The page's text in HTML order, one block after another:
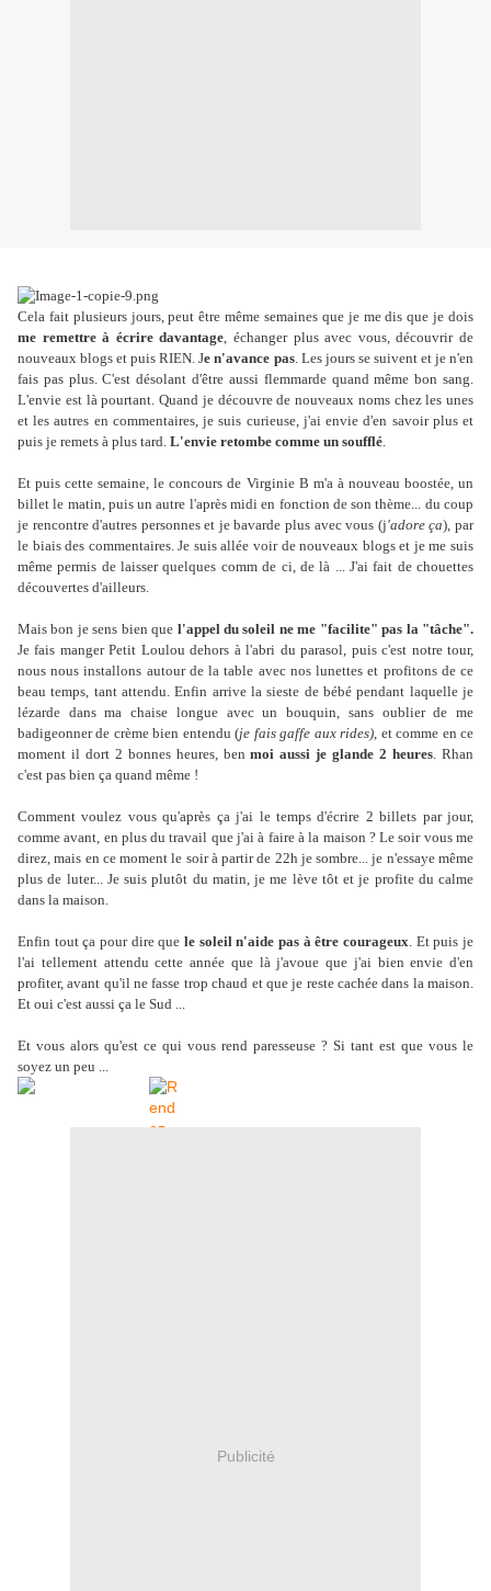
Cela fait plusieurs jours, peut être même semaines que je me dis que je dois
me remettre à écrire davantage, échanger plus avec vous, découvrir de
nouveaux blogs et puis RIEN. Je n'avance pas. Les jours se suivent et je n'en
fais pas plus. C'est désolant d'être aussi flemmarde quand même bon sang.
L'envie est là pourtant. Quand je découvre de nouveaux noms chez les unes
et les autres en commentaires, je suis curieuse, j'ai envie d'en savoir plus et
puis je remets à plus tard. L'envie retombe comme un soufflé.
Et puis cette semaine, le concours de Virginie B m'a à nouveau boostée, un
billet le matin, puis un autre l'après midi en fonction de son thème... du coup
je rencontre d'autres personnes et je bavarde plus avec vous (j'adore ça), par
le biais des commentaires. Je suis allée voir de nouveaux blogs et je me suis
même permis de laisser quelques comm de ci, de là ... J'ai fait de chouettes
découvertes d'ailleurs.
Mais bon je sens bien que l'appel du soleil ne me "facilite" pas la "tâche".
Je fais manger Petit Loulou dehors à l'abri du parasol, puis c'est notre tour,
nous nous installons autour de la table avec nos lunettes et profitons de ce
beau temps, tant attendu. Enfin arrive la sieste de bébé pendant laquelle je
lézarde dans ma chaise longue avec un bouquin, sans oublier de me
badigeonner de crème bien entendu (je fais gaffe aux rides), et comme en ce
moment il dort 2 bonnes heures, benmoi aussi je glande 2 heures. Rhan
c'est pas bien ça quand même !
Comment voulez vous qu'après ça j'ai le temps d'écrire 2 billets par jour,
comme avant, en plus du travail que j'ai à faire à la maison ? Le soir vous me
direz, mais en ce moment le soir à partir de 22h je sombre... je n'essaye même
plus de luter... Je suis plutôt du matin, je me lève tôt et je profite du calme
dans la maison.
Enfin tout ça pour dire que le soleil n'aide pas à être courageux. Et puis je
l'ai tellement attendu cette année que là j'avoue que j'ai bien envie d'en
profiter, avant qu'il ne fasse trop chaud et que je reste cachée dans la maison.
Et oui c'est aussi ça le Sud ...
Et vous alors qu'est ce qui vous rend paresseuse ? Si tant est que vous le
soyez un peu ...
Publicité